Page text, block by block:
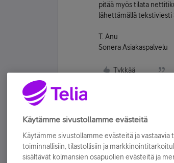
pitää myös tilata
lähettämällä tekstiviesti
T. Anu
Sonera Asiakaspalvelu
Tykkää
Käytämme sivustollamme evästeitä
Käytämme sivustollamme evästeitä ja
toiminnallisiin, tilastollisiin ja
sisältävät kolmansien osapuolien evästeitä ja